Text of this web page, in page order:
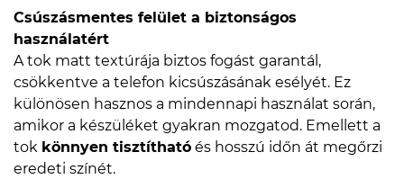
Csúszásmentes felület a biztonságos
használatért
A tok matt textúrája biztos fogást garantál,
csökkentve a telefon kicsúszásának esélyét. Ez
különösen hasznos a mindennapi használat során,
amikor a készüléket gyakran mozgatod. Emellett a
tok könnyen tisztítható és hosszú időn át megőrzi
eredeti színét.